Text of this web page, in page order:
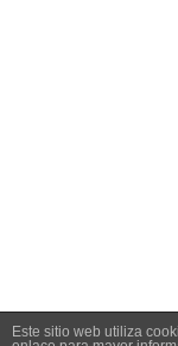
Este sitio web utiliza